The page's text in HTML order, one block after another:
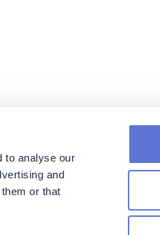
to analyse our
and
or that